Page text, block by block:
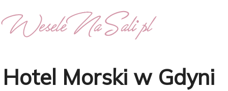
Hotel Morski w Gdyni